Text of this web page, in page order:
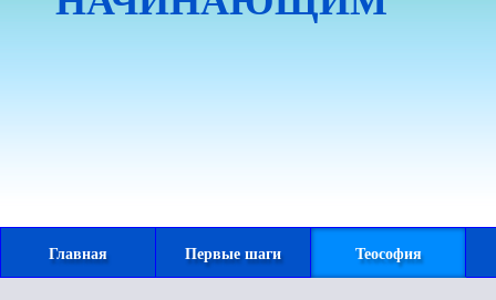
Главная Первые шаги Теософия